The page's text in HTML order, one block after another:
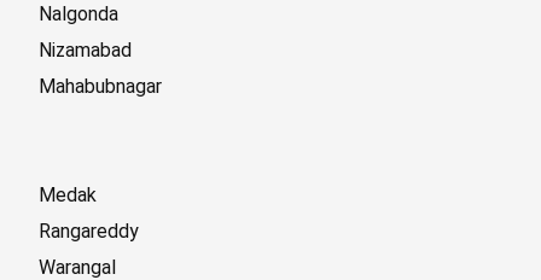
Nalgonda
Nizamabad
Mahabubnagar
Medak
Rangareddy
Warangal